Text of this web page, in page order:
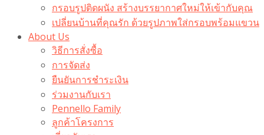
กรอบรูปติดผนัง สร้างบรรยากาศใหม่ให้เข้ากับคุณ
เปลี่ยนบ้านที่คุณรัก ด้วยรูปภาพใส่กรอบพร้อมแขวน​
About Us
วิธีการสั่งซื้อ
การจัดส่ง
ยืนยันการชำระเงิน
ร่วมงานกับเรา
Pennello Family
ลูกค้าโครงการ